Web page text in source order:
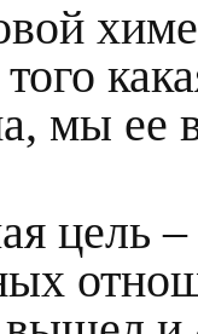
мы ее
цель